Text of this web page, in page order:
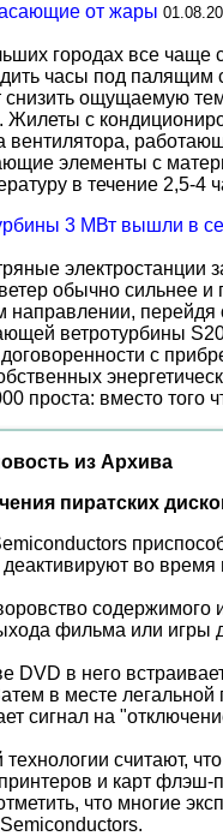
от жары
городах все чаще
часы под палящим
снизить ощущаемую
Жилеты с
элементы с
в течение 2,5-4
3 МВт вышли в
электростанции
обычно сильнее
перейдя
ветротурбины
с
проста: вместо того
из Архива
пиратских
во
содержимого
фильма или игры
DVD в него
в месте
сигнал на
считают,
и карт флэш-
что многие